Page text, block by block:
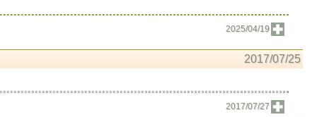
2025/04/19
2017/07/25
2017/07/27